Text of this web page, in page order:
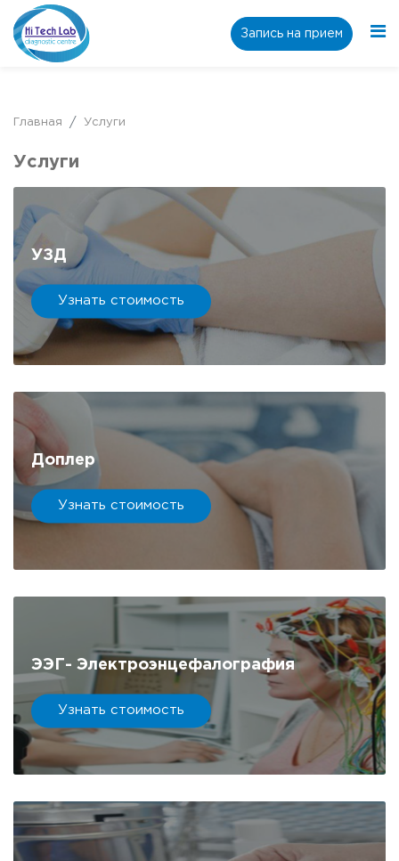
Запись на прием
Главная Услуги
Услуги
УЗД
Узнать стоимость
Доплер
Узнать стоимость
ЭЭГ- Электроэнцефалография
Узнать стоимость